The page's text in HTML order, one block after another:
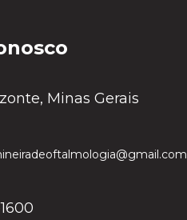
Minas Gerais